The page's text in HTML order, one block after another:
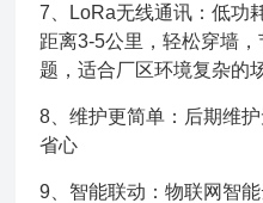
7、LoRa无线通讯：低功
距离3-5公里，轻松穿墙
题，适合厂区环境复杂的
8、维护更简单：后期维
省心
9、智能联动：物联网智